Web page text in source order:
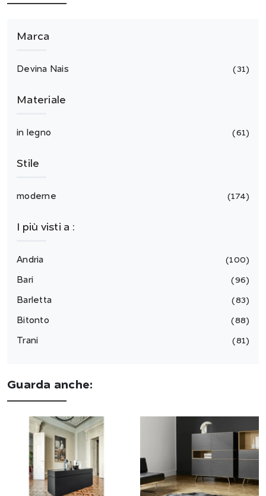
Marca
Devina Nais 31
Materiale
in legno 61
Stile
moderne 174
I più visti a :
Andria 100
Bari 96
Barletta 83
Bitonto 88
Trani 81
Guarda anche: